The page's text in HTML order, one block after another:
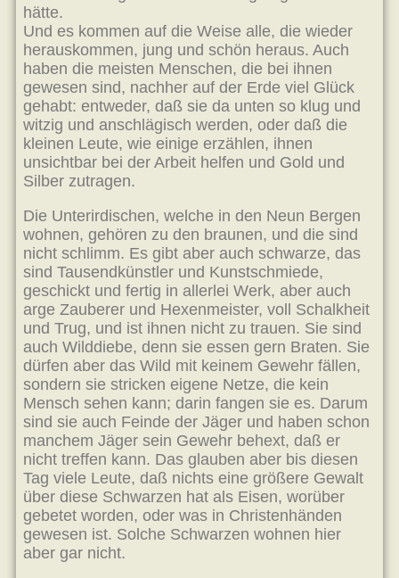
hätte.
Und es kommen auf die Weise alle, die wieder
herauskommen, jung und schön heraus. Auch
haben die meisten Menschen, die bei ihnen
gewesen sind, nachher auf der Erde viel Glück
gehabt: entweder, daß sie da unten so klug und
witzig und anschlägisch werden, oder daß die
kleinen Leute, wie einige erzählen, ihnen
unsichtbar bei der Arbeit helfen und Gold und
Silber zutragen.
Die Unterirdischen, welche in den Neun Bergen
wohnen, gehören zu den braunen, und die sind
nicht schlimm. Es gibt aber auch schwarze, das
sind Tausendkünstler und Kunstschmiede,
geschickt und fertig in allerlei Werk, aber auch
arge Zauberer und Hexenmeister, voll Schalkheit
und Trug, und ist ihnen nicht zu trauen. Sie sind
auch Wilddiebe, denn sie essen gern Braten. Sie
dürfen aber das Wild mit keinem Gewehr fällen,
sondern sie stricken eigene Netze, die kein
Mensch sehen kann; darin fangen sie es. Darum
sind sie auch Feinde der Jäger und haben schon
manchem Jäger sein Gewehr behext, daß er
nicht treffen kann. Das glauben aber bis diesen
Tag viele Leute, daß nichts eine größere Gewalt
über diese Schwarzen hat als Eisen, worüber
gebetet worden, oder was in Christenhänden
gewesen ist. Solche Schwarzen wohnen hier
aber gar nicht.